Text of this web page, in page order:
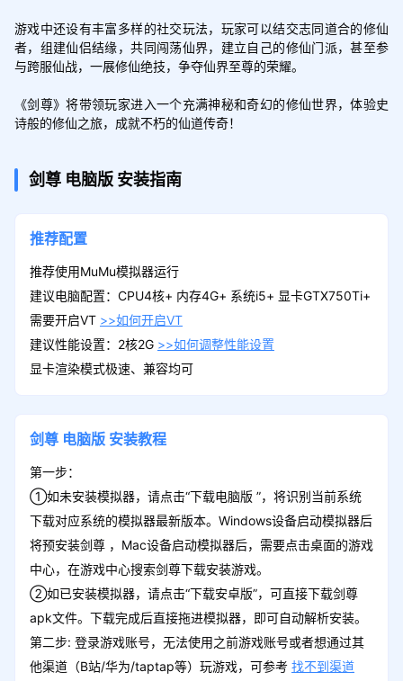
游戏中还设有丰富多样的社交玩法，玩家可以结交志同道合的修仙
者，组建仙侣结缘，共同闯荡仙界，建立自己的修仙门派，甚至参
与跨服仙战，一展修仙绝技，争夺仙界至尊的荣耀。
《剑尊》将带领玩家进入一个充满神秘和奇幻的修仙世界，体验史
诗般的修仙之旅，成就不朽的仙道传奇！
剑尊 电脑版 安装指南
推荐配置
推荐使用MuMu模拟器运行
建议电脑配置：CPU4核+ 内存4G+ 系统i5+ 显卡GTX750Ti+
需要开启VT >>如何开启VT
建议性能设置：2核2G >>如何调整性能设置
显卡渲染模式极速、兼容均可
剑尊 电脑版 安装教程
第一步：
①如未安装模拟器，请点击“下载电脑版 ”，将识别当前系统
下载对应系统的模拟器最新版本。Windows设备启动模拟器后
将预安装剑尊 ，Mac设备启动模拟器后，需要点击桌面的游戏
中心，在游戏中心搜索剑尊下载安装游戏。
②如已安装模拟器，请点击“下载安卓版”，可直接下载剑尊
apk文件。下载完成后直接拖进模拟器，即可自动解析安装。
第二步: 登录游戏账号，无法使用之前游戏账号或者想通过其
他渠道（B站/华为/taptap等）玩游戏，可参考 找不到渠道